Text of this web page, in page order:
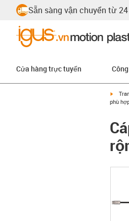
Sẵn sàng vận chuyển từ
Cửa hàng trực tuyến
igus-
phù